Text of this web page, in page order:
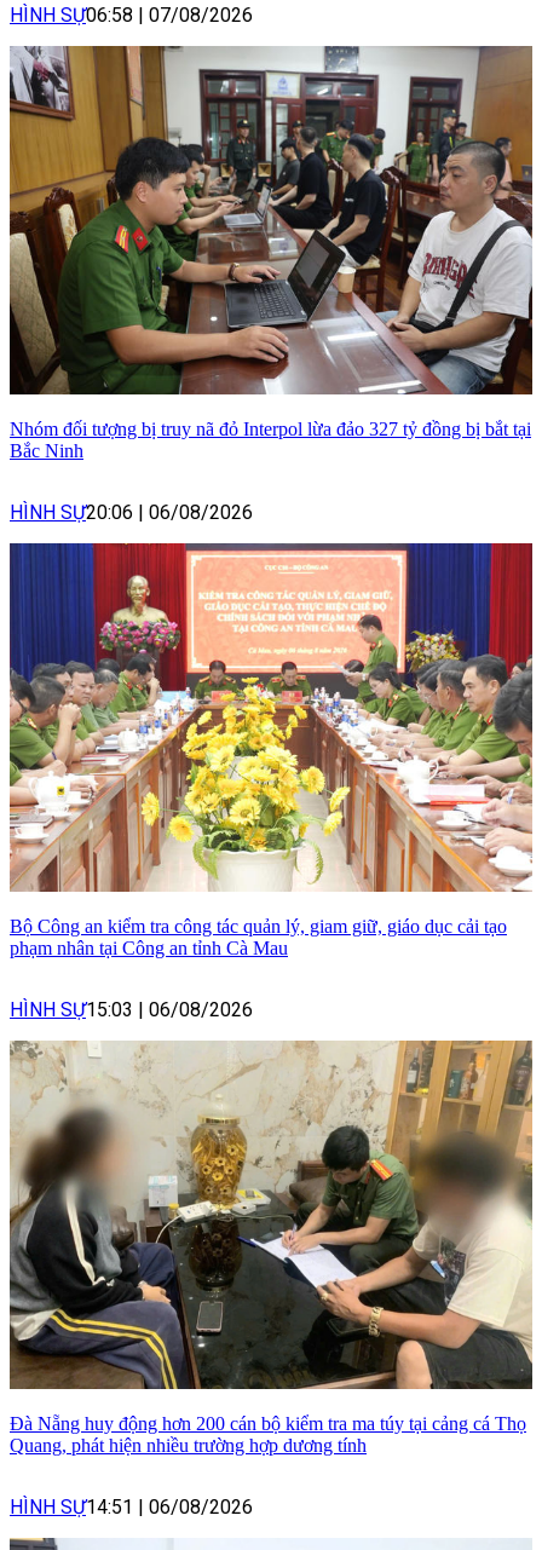
HÌNH SỰ06:58 07/08/2026
Nhóm đối tượng bị truy nã đỏ Interpol lừa đảo 327 tỷ đồng bị bắt tại
Bắc Ninh
HÌNH SỰ20:06 06/08/2026
Bộ Công an kiểm tra công tác quản lý, giam giữ, giáo dục cải tạo
phạm nhân tại Công an tỉnh Cà Mau
HÌNH SỰ15:03 06/08/2026
Đà Nẵng huy động hơn 200 cán bộ kiểm tra ma túy tại cảng cá Thọ
Quang, phát hiện nhiều trường hợp dương tính
HÌNH SỰ14:51 06/08/2026